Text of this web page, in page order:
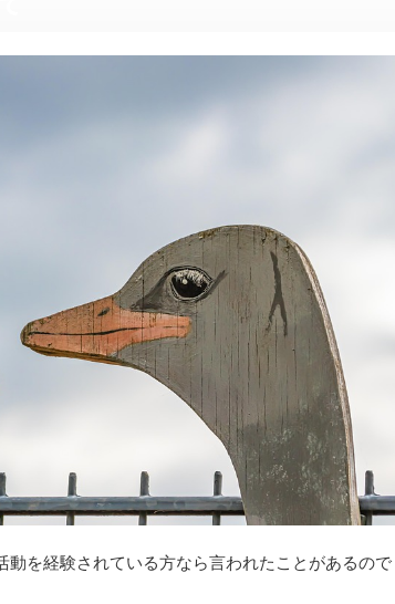
動を経験されている方なら言われたことがあるので